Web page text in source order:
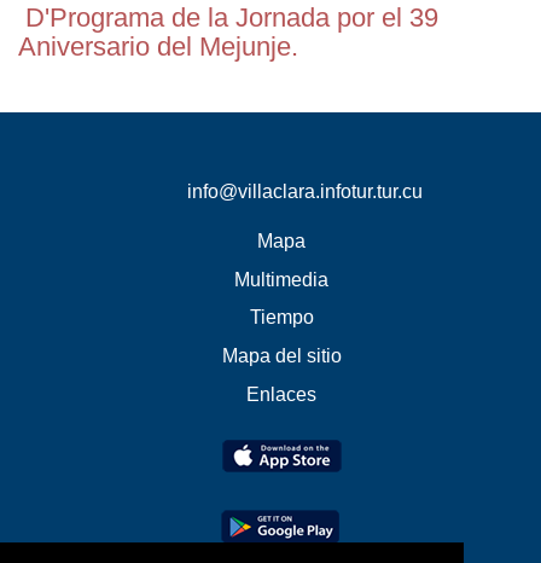
D'Programa de la Jornada por el 39
Aniversario del Mejunje.
info@villaclara.infotur.tur.cu
Mapa
Multimedia
Tiempo
Mapa del sitio
Enlaces